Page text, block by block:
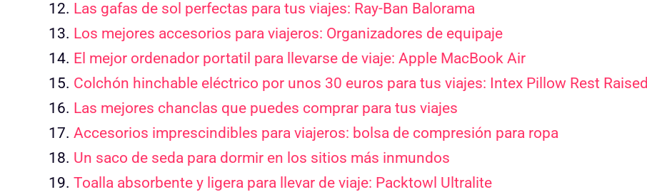
Las gafas de sol perfectas para tus viajes: Ray-Ban Balorama
Los mejores accesorios para viajeros: Organizadores de equipaje
El mejor ordenador portatil para llevarse de viaje: Apple MacBook Air
Colchón hinchable eléctrico por unos 30 euros para tus viajes: Intex Pillow Rest Raised
Las mejores chanclas que puedes comprar para tus viajes
Accesorios imprescindibles para viajeros: bolsa de compresión para ropa
Un saco de seda para dormir en los sitios más inmundos
Toalla absorbente y ligera para llevar de viaje: Packtowl Ultralite